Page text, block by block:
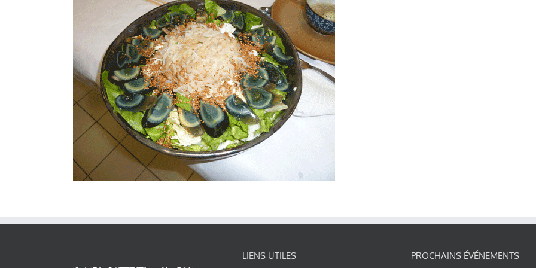
LIENS UTILES PROCHAINS ÉVÉNEMENTS